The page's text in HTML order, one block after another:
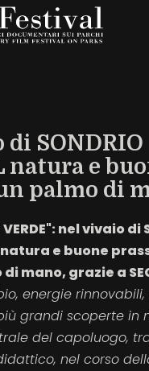
SONDRIO
natura e
palmo di
nel vivaio di
natura e buone
mano, grazie a
energie
grandi scoperte in
del capoluogo,
nel corso